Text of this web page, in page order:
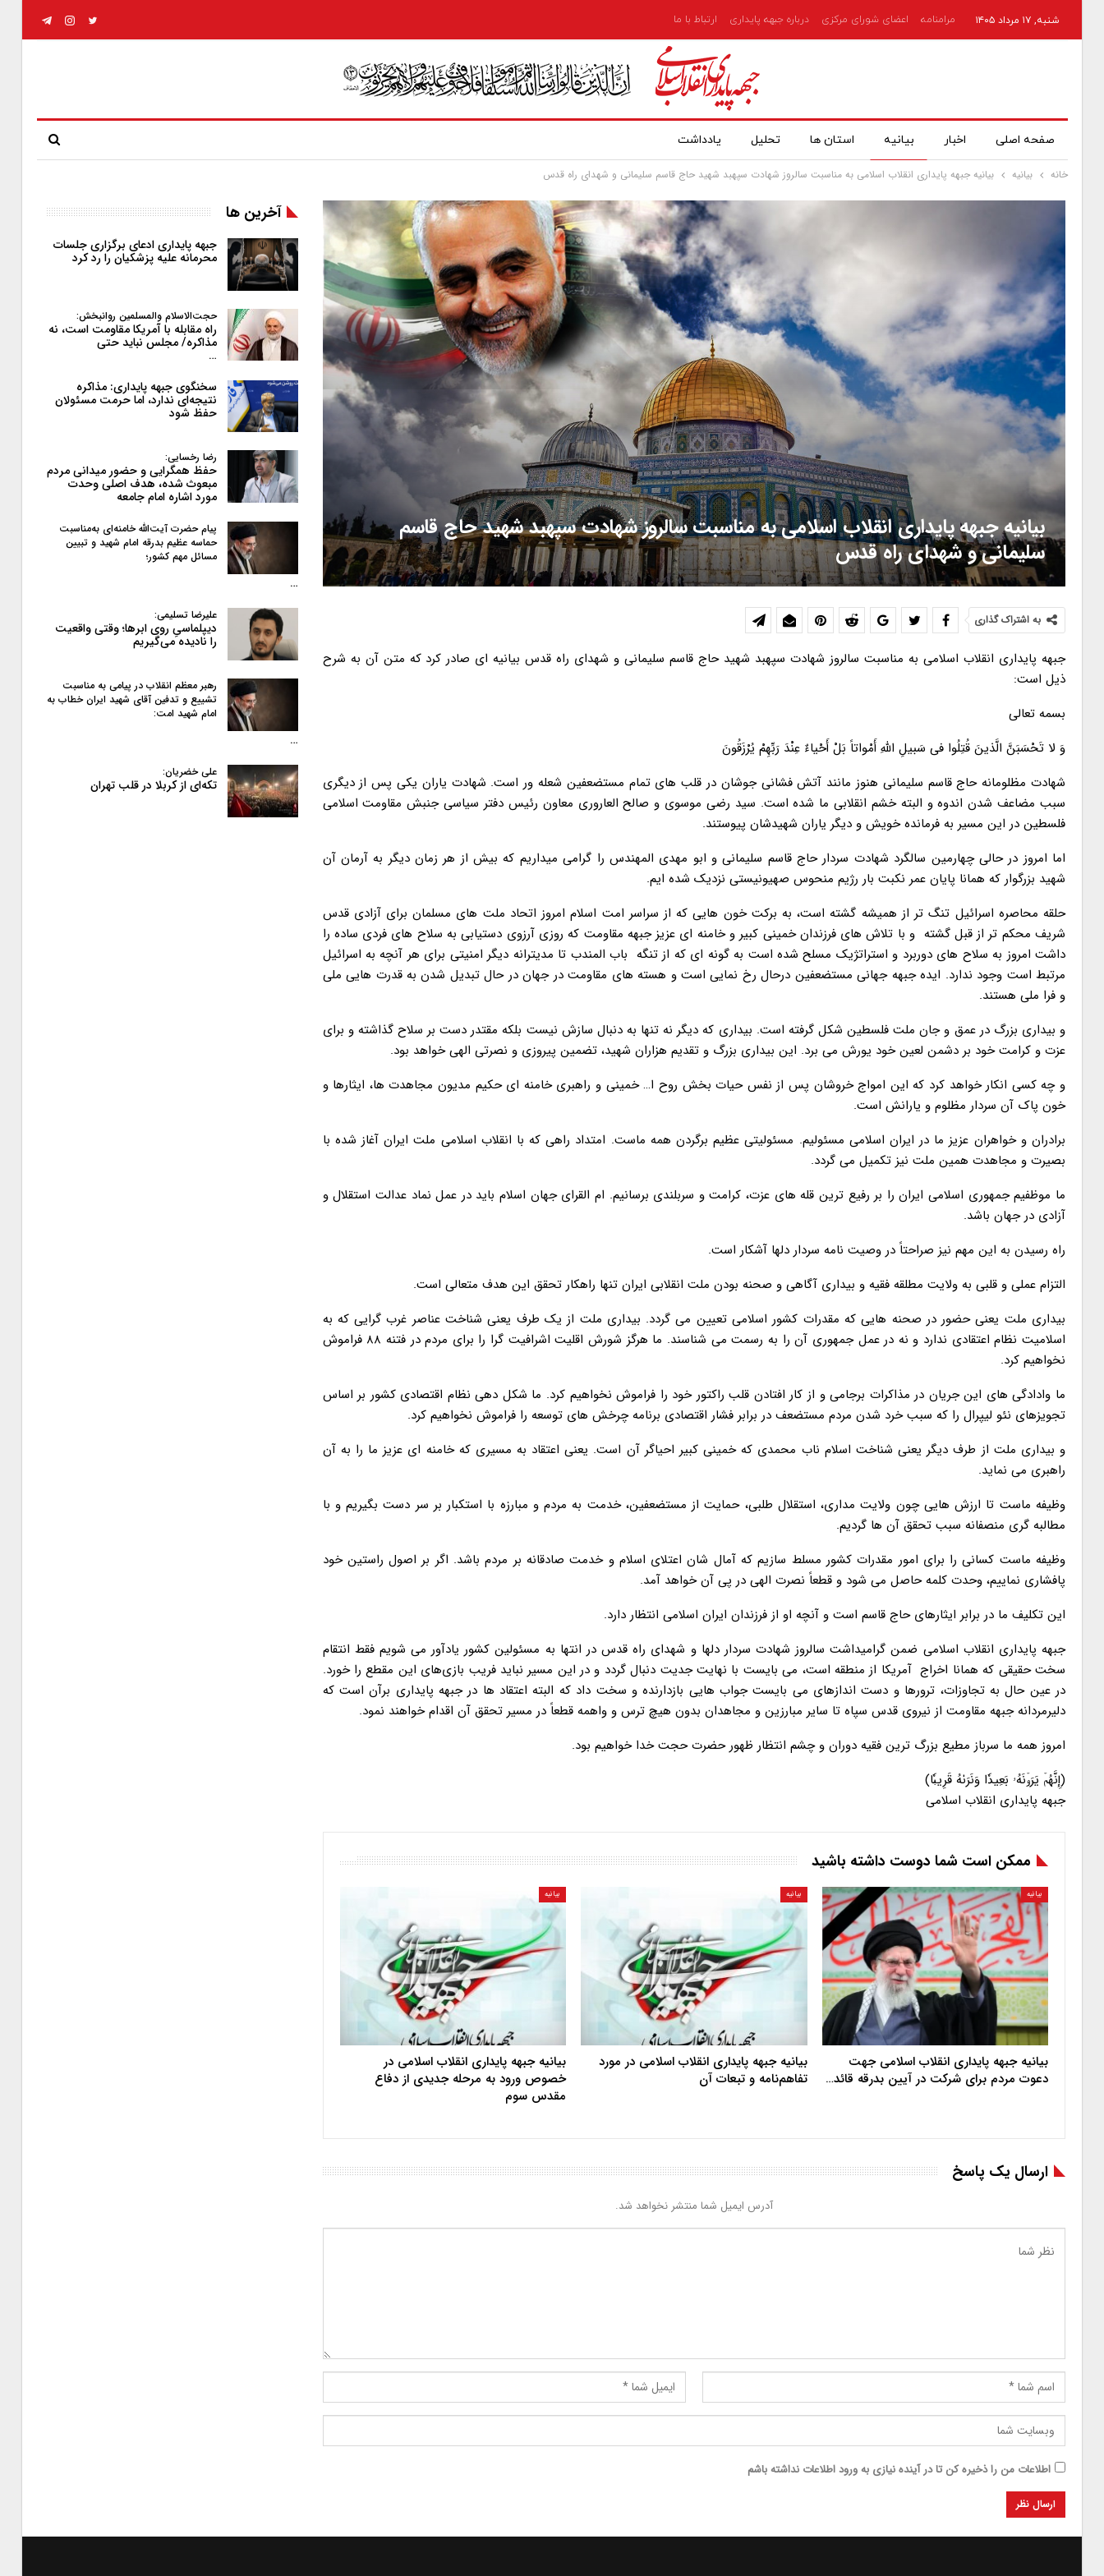
شنبه, ۱۷ مرداد ۱۴۰۵ مرامنامه اعضای شورای مرکزی درباره جبهه پایداری ارتباط با ما
صفحه اصلی اخبار بیانیه استان ها تحلیل یادداشت
خانه بیانیه بیانیه جبهه پایداری انقلاب اسلامی به مناسبت سالروز شهادت سپهبد شهید حاج قاسم سلیمانی و شهدای راه قدس
بیانیه جبهه پایداری انقلاب اسلامی به مناسبت سالروز شهادت سپهبد شهید حاج قاسم
سلیمانی و شهدای راه قدس
به اشتراک گذاری
جبهه پایداری انقلاب اسلامی به مناسبت سالروز شهادت سپهبد شهید حاج قاسم سلیمانی و شهدای راه قدس بیانیه ای صادر کرد که متن آن به شرح
ذیل است:
بسمه تعالی
وَ لا تَحْسَبَنَّ الَّذینَ قُتِلُوا فی‏ سَبیلِ اللَّهِ أَمْواتاً بَلْ أَحْیاءٌ عِنْدَ رَبِّهِمْ یُرْزَقُونَ
شهادت مظلومانه حاج قاسم سلیمانی هنوز مانند آتش فشانی جوشان در قلب های تمام مستضعفین شعله ور است. شهادت یاران یکی پس از دیگری
سبب مضاعف شدن اندوه و البته خشم انقلابی ما شده است. سید رضی موسوی و صالح العاروری معاون رئیس دفتر سیاسی جنبش مقاومت اسلامی
فلسطین در این مسیر به فرمانده خویش و دیگر یاران شهیدشان پیوستند.
اما امروز در حالی چهارمین سالگرد شهادت سردار حاج قاسم سلیمانی و ابو مهدی المهندس را گرامی میداریم که بیش از هر زمان دیگر به آرمان آن
شهید بزرگوار که همانا پایان عمر نکبت بار رژیم منحوس صهیونیستی نزدیک شده ایم.
حلقه محاصره اسرائیل تنگ تر از همیشه گشته است، به برکت خون هایی که از سراسر امت اسلام امروز اتحاد ملت های مسلمان برای آزادی قدس
شریف محکم تر از قبل گشته و با تلاش های فرزندان خمینی کبیر و خامنه ای عزیز جبهه مقاومت که روزی آرزوی دستیابی به سلاح های فردی ساده را
داشت امروز به سلاح های دوربرد و استراتژیک مسلح شده است به گونه ای که از تنگه باب المندب تا مدیترانه دیگر امنیتی برای هر آنچه به اسرائیل
مرتبط است وجود ندارد. ایده جبهه جهانی مستضعفین درحال رخ نمایی است و هسته های مقاومت در جهان در حال تبدیل شدن به قدرت هایی ملی
و فرا ملی هستند.
و بیداری بزرگ در عمق و جان ملت فلسطین شکل گرفته است. بیداری که دیگر نه تنها به دنبال سازش نیست بلکه مقتدر دست بر سلاح گذاشته و برای
عزت و کرامت خود بر دشمن لعین خود یورش می برد. این بیداری بزرگ و تقدیم هزاران شهید، تضمین پیروزی و نصرتی الهی خواهد بود.
و چه کسی انکار خواهد کرد که این امواج خروشان پس از نفس حیات بخش روح ا… خمینی و راهبری خامنه ای حکیم مدیون مجاهدت ها، ایثارها و
خون پاک آن سردار مظلوم و یارانش است.
برادران و خواهران عزیز ما در ایران اسلامی مسئولیم. مسئولیتی عظیم برگردن همه ماست. امتداد راهی که با انقلاب اسلامی ملت ایران آغاز شده با
بصیرت و مجاهدت همین ملت نیز تکمیل می گردد.
ما موظفیم جمهوری اسلامی ایران را بر رفیع ترین قله های عزت، کرامت و سربلندی برسانیم. ام القرای جهان اسلام باید در عمل نماد عدالت استقلال و
آزادی در جهان باشد.
راه رسیدن به این مهم نیز صراحتاً در وصیت نامه سردار دلها آشکار است.
التزام عملی و قلبی به ولایت مطلقه فقیه و بیداری آگاهی و صحنه بودن ملت انقلابی ایران تنها راهکار تحقق این هدف متعالی است.
بیداری ملت یعنی حضور در صحنه هایی که مقدرات کشور اسلامی تعیین می گردد. بیداری ملت از یک طرف یعنی شناخت عناصر غرب گرایی که به
اسلامیت نظام اعتقادی ندارد و نه در عمل جمهوری آن را به رسمت می شناسند. ما هرگز شورش اقلیت اشرافیت گرا را برای مردم در فتنه ۸۸ فراموش
نخواهیم کرد.
ما وادادگی های این جریان در مذاکرات برجامی و از کار افتادن قلب راکتور خود را فراموش نخواهیم کرد. ما شکل دهی نظام اقتصادی کشور بر اساس
تجویزهای نئو لیپرال را که سبب خرد شدن مردم مستضعف در برابر فشار اقتصادی برنامه چرخش های توسعه را فراموش نخواهیم کرد.
و بیداری ملت از طرف دیگر یعنی شناخت اسلام ناب محمدی که خمینی کبیر احیاگر آن است. یعنی اعتقاد به مسیری که خامنه ای عزیز ما را به آن
راهبری می نماید.
وظیفه ماست تا ارزش هایی چون ولایت مداری، استقلال طلبی، حمایت از مستضعفین، خدمت به مردم و مبارزه با استکبار بر سر دست بگیریم و با
مطالبه گری منصفانه سبب تحقق آن ها گردیم.
وظیفه ماست کسانی را برای امور مقدرات کشور مسلط سازیم که آمال شان اعتلای اسلام و خدمت صادقانه بر مردم باشد. اگر بر اصول راستین خود
پافشاری نماییم، وحدت کلمه حاصل می شود و قطعاً نصرت الهی در پی آن خواهد آمد.
این تکلیف ما در برابر ایثارهای حاج قاسم است و آنچه او از فرزندان ایران اسلامی انتظار دارد.
جبهه پایداری انقلاب اسلامی ضمن گرامیداشت سالروز شهادت سردار دلها و شهدای راه قدس در انتها به مسئولین کشور یادآور می شویم فقط انتقام
سخت حقیقی که همانا اخراج آمریکا از منطقه است، می بایست با نهایت جدیت دنبال گردد و در این مسیر نباید فریب بازی‌های این مقطع را خورد.
در عین حال به تجاوزات، ترورها و دست اندازهای می بایست جواب هایی بازدارنده و سخت داد که البته اعتقاد ها در جبهه پایداری برآن است که
دلیرمردانه جبهه مقاومت از نیروی قدس سپاه تا سایر مبارزین و مجاهدان بدون هیچ ترس و واهمه قطعاً در مسیر تحقق آن اقدام خواهند نمود.
امروز همه ما سرباز مطیع بزرگ ترین فقیه دوران و چشم انتظار ظهور حضرت حجت خدا خواهیم بود.
(إِنَّهُمۡ یَرَوۡنَهُۥ بَعِیدٗا وَنَرَىٰهُ قَرِیبٗا)
جبهه پایداری انقلاب اسلامی
ممکن است شما دوست داشته باشید
بیانیه
بیانیه جبهه پایداری انقلاب اسلامی جهت
دعوت مردم برای شرکت در آیین بدرقه قائد…
بیانیه
بیانیه جبهه پایداری انقلاب اسلامی در مورد
تفاهم‌نامه و تبعات آن
بیانیه
بیانیه جبهه پایداری انقلاب اسلامی در
خصوص ورود به مرحله جدیدی از دفاع
مقدس سوم
ارسال یک پاسخ
آدرس ایمیل شما منتشر نخواهد شد.
اطلاعات من را ذخیره کن تا در آینده نیازی به ورود اطلاعات نداشته باشم
آخرین ها
جبهه پایداری ادعای برگزاری جلسات
محرمانه علیه پزشکیان را رد کرد
حجت‌الاسلام والمسلمین روانبخش:
راه مقابله با آمریکا مقاومت است، نه
مذاکره/ مجلس نباید حتی
…
سخنگوی جبهه پایداری: مذاکره
نتیجه‌ای ندارد، اما حرمت مسئولان
حفظ شود
رضا رخسایی:
حفظ همگرایی و حضور میدانی مردم
مبعوث شده، هدف اصلی وحدت
مورد اشاره امام جامعه
پیام حضرت آیت‌الله خامنه‌ای به‌مناسبت
حماسه عظیم بدرقه امام شهید و تبیین
مسائل مهم کشور؛
…
علیرضا تسلیمی:
دیپلماسیِ روی ابرها؛ وقتی واقعیت
را نادیده می‌گیریم
رهبر معظم انقلاب در پیامی به‌ مناسبت
تشییع و تدفین آقای شهید ایران خطاب به
امام شهید امت:
…
علی خضریان:
تکه‌ای از کربلا در قلب تهران